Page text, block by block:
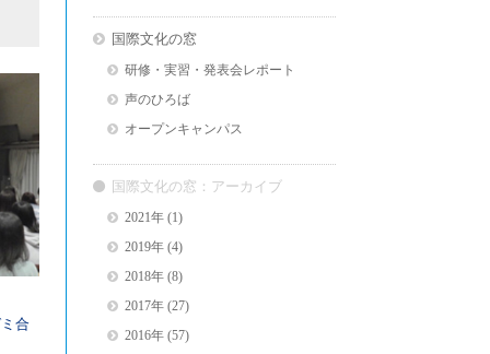
合
国際文化の窓
研修・実習・発表会レポート
声のひろば
オープンキャンパス
国際文化の窓：アーカイブ
2021年(1)
2019年(4)
2018年(8)
2017年(27)
2016年(57)